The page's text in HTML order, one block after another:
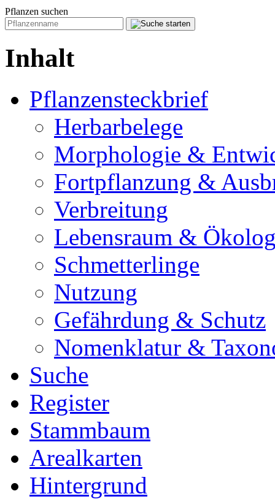
Pflanzen suchen
Inhalt
Pflanzensteckbrief
Herbarbelege
Morphologie &
Fortpflanzung &
Verbreitung
Lebensraum &
Schmetterlinge
Nutzung
Gefährdung & Schutz
Nomenklatur &
Suche
Register
Stammbaum
Arealkarten
Hintergrund